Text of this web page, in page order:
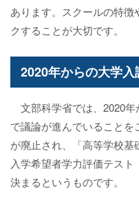
あります。スクールの特
クすることが大切です。
2020年からの大学
文部科学省では、2020年
で議論が進んでいること
が廃止され、「高等学校
入学希望者学力評価テス
決まるというものです。